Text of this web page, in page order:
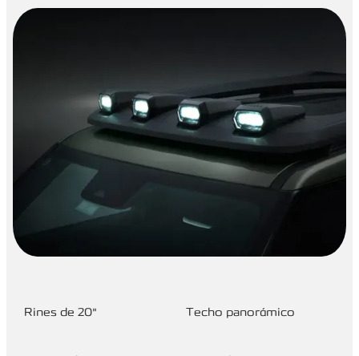
Rines de 20" Techo panorámico